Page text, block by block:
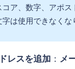
コア、数字、アポ
字は使用できなくな
レスを追加 ： メ